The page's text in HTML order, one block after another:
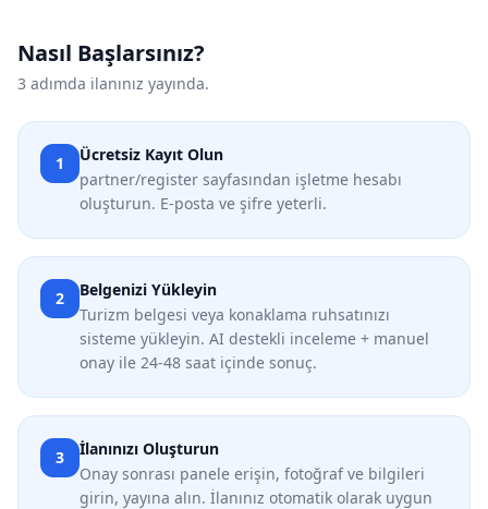
Nasıl Başlarsınız?
3 adımda ilanınız yayında.
1
Ücretsiz Kayıt Olun
partner/register sayfasından işletme hesabı
oluşturun. E-posta ve şifre yeterli.
2
Belgenizi Yükleyin
Turizm belgesi veya konaklama ruhsatınızı
sisteme yükleyin. AI destekli inceleme + manuel
onay ile 24-48 saat içinde sonuç.
3
İlanınızı Oluşturun
Onay sonrası panele erişin, fotoğraf ve bilgileri
girin, yayına alın. İlanınız otomatik olarak uygun